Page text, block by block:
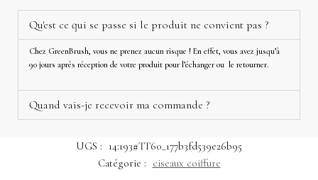
Qu'est ce qui se passe si le produit ne convient pas ?
Chez GreenBrush, vous ne prenez aucun risque ! En effet, vous avez jusqu’à
90 jours après réception de votre produit pour l’échanger ou le retourner.
Quand vais-je recevoir ma commande ?
UGS :
14:193#TT60_177b3fd539e26b95
Catégorie :
ciseaux coiffure